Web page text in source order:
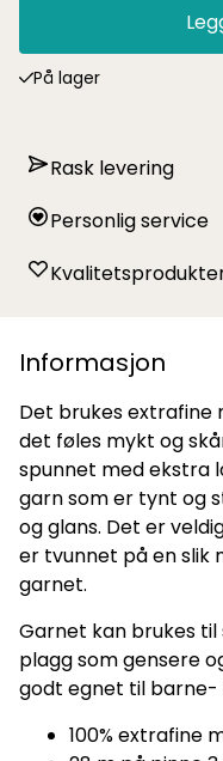
På lager
Rask levering
Personlig service
Informasjon
Det brukes extrafine
det føles mykt og
spunnet med ekstra
garn som er tynt og
og glans. Det er
er tvunnet på en slik
garnet.
Garnet kan brukes
plagg som gensere
godt egnet til
100% extrafine